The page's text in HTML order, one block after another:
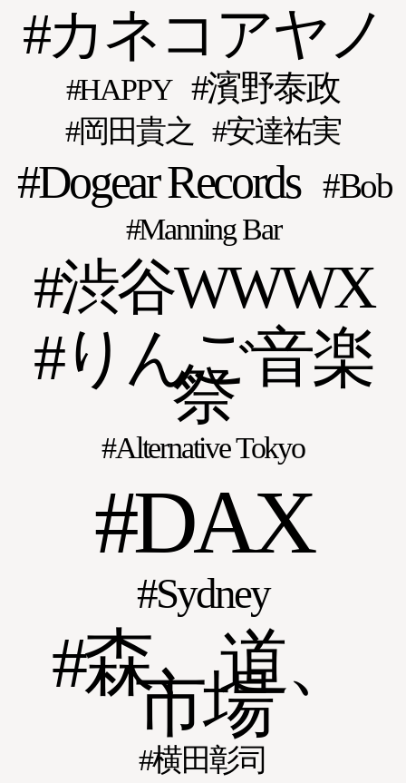
カネコアヤノ
HAPPY 濱野泰政
岡田貴之 安達祐実
Dogear Records Bob
Manning Bar
渋谷WWWX
りんご音楽
祭
Alternative Tokyo
DAX
Sydney
森、道、
市場
横田彰司